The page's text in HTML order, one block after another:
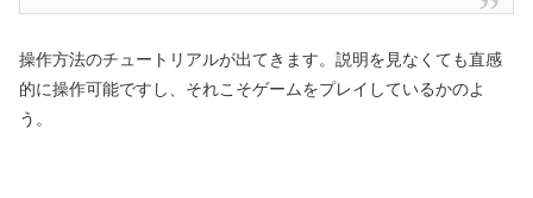
操作方法のチュートリアルが出てきます。説明を見なくても直感
的に操作可能ですし、それこそゲームをプレイしているかのよ
う。